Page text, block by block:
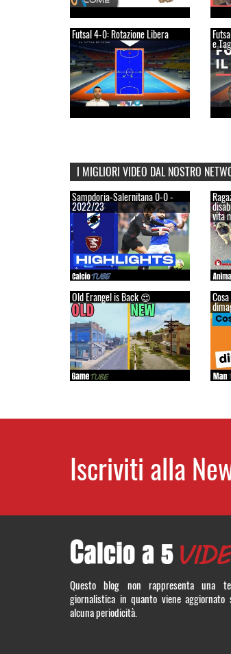
Futsal 4-0: Rotazione Libera
e
I MIGLIORI VIDEO DAL NOSTRO
Sampdoria-Salernitana 0-0 -
2022/23
vita
Old Erangel is Back 😍
Iscriviti alla
Questo blog non rappresenta una
giornalistica in quanto viene aggiornato
alcuna periodicità.